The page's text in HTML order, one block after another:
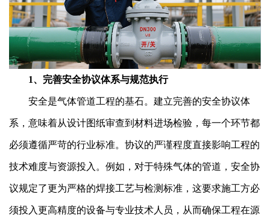
1、完善安全协议体系与规范执行
安全是气体管道工程的基石。建立完善的安全协议体
系，意味着从设计图纸审查到材料进场检验，每一个环节都
必须遵循严苛的行业标准。协议的严谨程度直接影响工程的
技术难度与资源投入。例如，对于特殊气体的管道，安全协
议规定了更为严格的焊接工艺与检测标准，这要求施工方必
须投入更高精度的设备与专业技术人员，从而确保工程在源